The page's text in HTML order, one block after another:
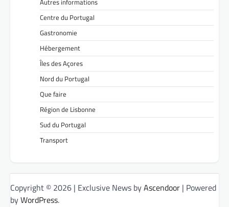
Centre du Portugal
Gastronomie
Hébergement
Îles des Açores
Nord du Portugal
Que faire
Région de Lisbonne
Sud du Portugal
Transport
Copyright © 2026 | Exclusive News byAscendoor | Powered
byWordPress.